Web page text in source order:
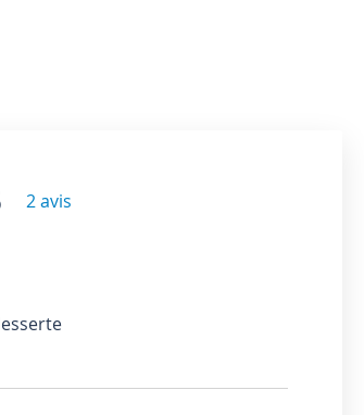
2 avis